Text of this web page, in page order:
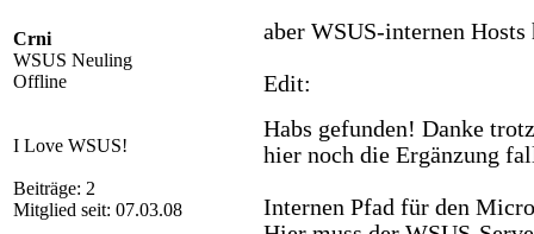
Crni
WSUS Neuling
Offline
I Love WSUS!
Beiträge: 2
Mitglied seit: 07.03.08
aber WSUS-internen
Edit:
Habs gefunden! Danke
hier noch die Ergänzung
Internen Pfad für den